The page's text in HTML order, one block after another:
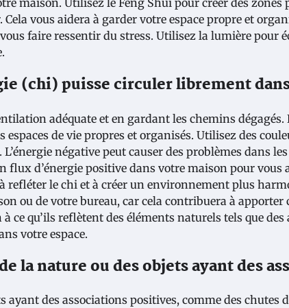
maison. Utilisez le Feng Shui pour créer des
vous aidera à garder votre espace propre et
faire ressentir du stress. Utilisez la lumière pour
(chi) puisse circuler librement
adéquate et en gardant les chemins dégagés.
espaces de vie propres et organisés. Utilisez des
négative peut causer des problèmes dans
flux d’énergie positive dans votre maison pour vous
refléter le chi et à créer un environnement plus
ou de votre bureau, car cela contribuera à
ce qu’ils reflètent des éléments naturels tels que des
votre espace.
la nature ou des objets ayant des
ayant des associations positives, comme des chutes